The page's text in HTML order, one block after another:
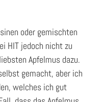
oder gemischten
HIT jedoch nicht zu
Apfelmus dazu.
gemacht, aber ich
welches ich gut